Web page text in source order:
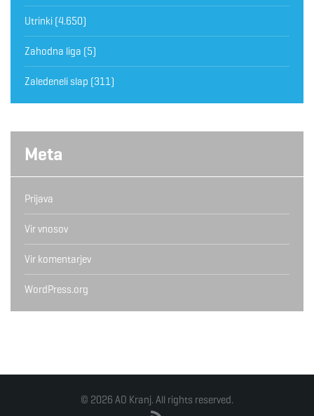
Utrinki (4.650)
Zahodna liga (5)
Zaledeneli slap (311)
Meta
Prijava
Vir vnosov
Vir komentarjev
WordPress.org
© 2026 AO Kranj. All rights reserved.